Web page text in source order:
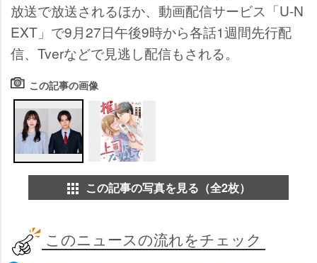
放送で放送されるほか、動画配信サービス「U-N
EXT」で9月27日午後9時から各話1週間先行配
信、Tverなどで見逃し配信もされる。
この記事の画像
この記事の写真を見る（全2枚）
このニュースの流れをチェック